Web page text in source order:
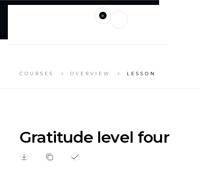
0
Gratitude level four
COURSES OVERVIEW LESSON